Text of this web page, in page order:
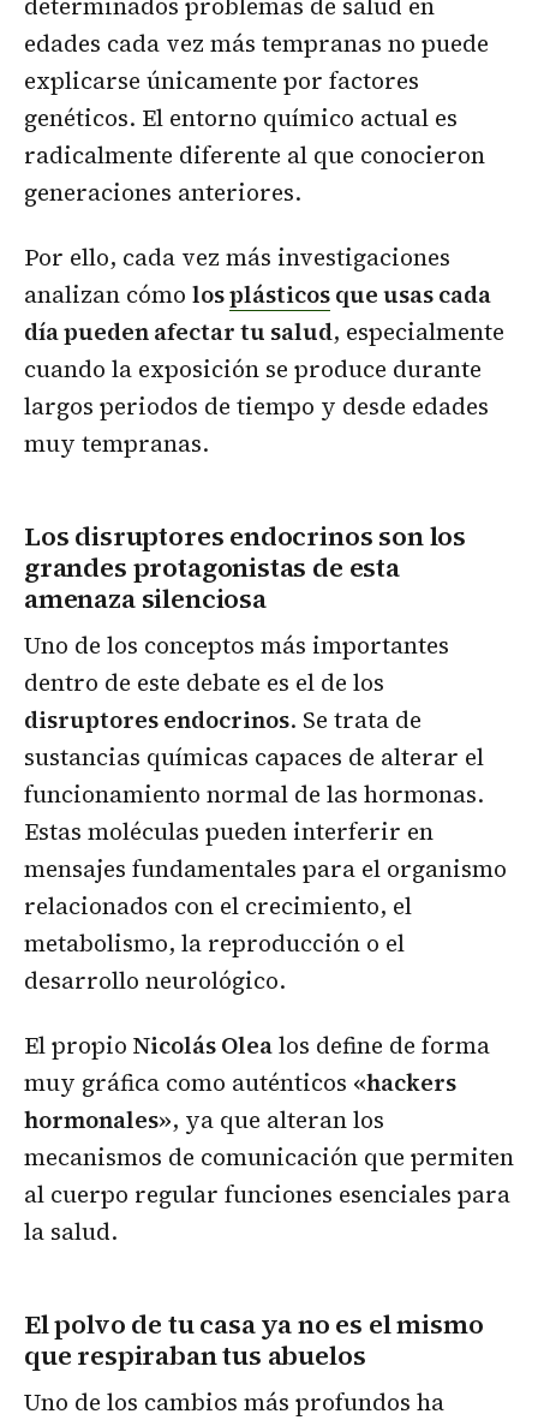
edades cada vez más tempranas no puede
explicarse únicamente por factores
genéticos. El entorno químico actual es
radicalmente diferente al que conocieron
generaciones anteriores.
Por ello, cada vez más investigaciones
analizan cómo losplásticosque usas cada
día pueden afectar tu salud, especialmente
cuando la exposición se produce durante
largos periodos de tiempo y desde edades
muy tempranas.
Los disruptores endocrinos son los
grandes protagonistas de esta
amenaza silenciosa
Uno de los conceptos más importantes
dentro de este debate es el de los
disruptores endocrinos. Se trata de
sustancias químicas capaces de alterar el
funcionamiento normal de las hormonas.
Estas moléculas pueden interferir en
mensajes fundamentales para el organismo
relacionados con el crecimiento, el
metabolismo, la reproducción o el
desarrollo neurológico.
El propio Nicolás Olealos define de forma
muy gráfica como auténticos «hackers
hormonales», ya que alteran los
mecanismos de comunicación que permiten
al cuerpo regular funciones esenciales para
la salud.
El polvo de tu casa ya no es el mismo
que respiraban tus abuelos
Uno de los cambios más profundos ha